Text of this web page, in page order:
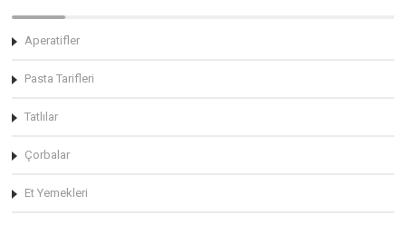
Aperatifler
Pasta Tarifleri
Tatlılar
Çorbalar
Et Yemekleri